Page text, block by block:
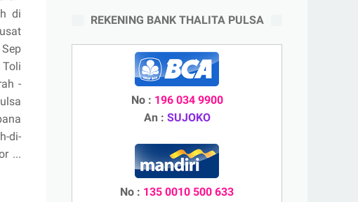
di
-
di-
...
REKENING BANK THALITA PULSA
No : 196 034 9900
An : SUJOKO
No : 135 0010 500 633